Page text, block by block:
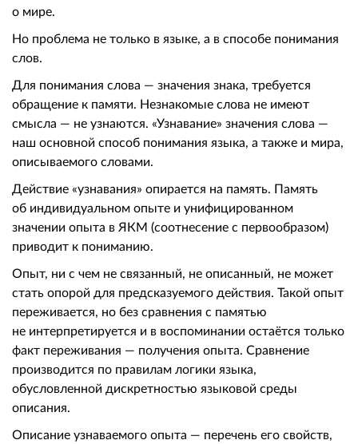
о мире.
Но проблема не только в языке, а в способе понимания
слов.
Для понимания слова — значения знака, требуется
обращение к памяти. Незнакомые слова не имеют
смысла — не узнаются. «Узнавание» значения слова —
наш основной способ понимания языка, а также и мира,
описываемого словами.
Действие «узнавания» опирается на память. Память
об индивидуальном опыте и унифицированном
значении опыта в ЯКМ (соотнесение с первообразом)
приводит к пониманию.
Опыт, ни с чем не связанный, не описанный, не может
стать опорой для предсказуемого действия. Такой опыт
переживается, но без сравнения с памятью
не интерпретируется и в воспоминании остаётся только
факт переживания — получения опыта. Сравнение
производится по правилам логики языка,
обусловленной дискретностью языковой среды
описания.
Описание узнаваемого опыта — перечень его свойств,